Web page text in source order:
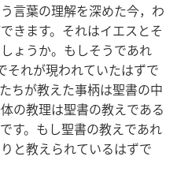
言葉の理解を深めた今，わ
きます。それはイエスとそ
ょうか。もしそうであれ
それが現われていたはずで
ちが教えた事柄は聖書の中
の教理は聖書の教えである
す。もし聖書の教えであれ
と教えられているはずで